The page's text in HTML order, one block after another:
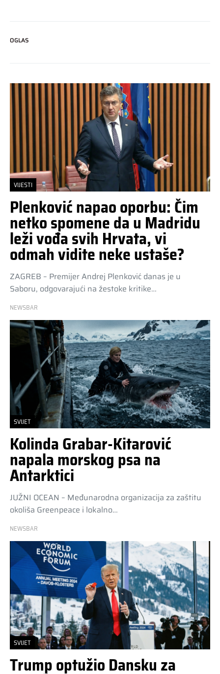
OGLAS
VIJESTI
Plenković napao oporbu: Čim
netko spomene da u Madridu
leži vođa svih Hrvata, vi
odmah vidite neke ustaše?
ZAGREB – Premijer Andrej Plenković danas je u
Saboru, odgovarajući na žestoke kritike…
NEWSBAR
SVIJET
Kolinda Grabar-Kitarović
napala morskog psa na
Antarktici
JUŽNI OCEAN – Međunarodna organizacija za zaštitu
okoliša Greenpeace i lokalno…
NEWSBAR
SVIJET
Trump optužio Dansku za